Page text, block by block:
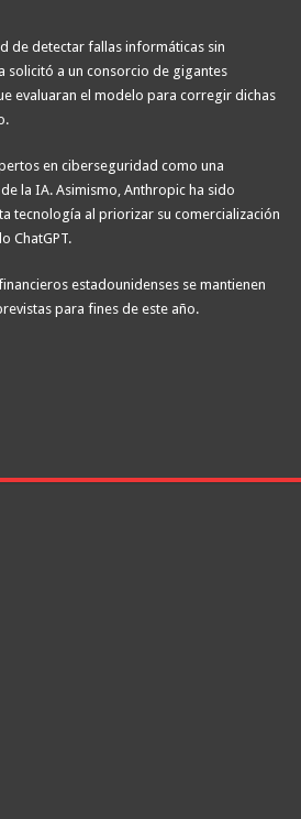
de detectar fallas informáticas sin
solicitó a un consorcio de gigantes
evaluaran el modelo para corregir dichas
en ciberseguridad como una
la IA. Asimismo, Anthropic ha sido
tecnología al priorizar su comercialización
ChatGPT.
estadounidenses se mantienen
para fines de este año.